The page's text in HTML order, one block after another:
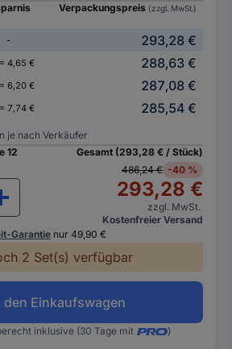
Verpackungspreis (zzgl. MwSt.)
-
293,28 €
4,65 €
288,63 €
6,20 €
287,08 €
7,74 € 285,54 €
je nach Verkäufer
12
Gesamt (293,28 € / Stück)
486,24 € -40 %
293,28 €
zzgl. MwSt.
Kostenfreier Versand
Garantie nur 49,90 €
2 Set(s) verfügbar
den Einkaufswagen
inklusive (30 Tage mit )